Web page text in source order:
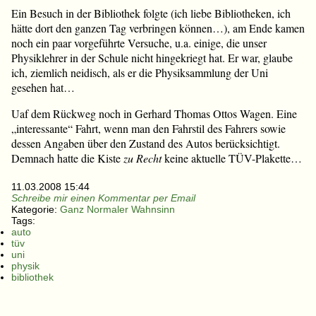
Ein Besuch in der Bibliothek folgte (ich liebe Bibliotheken, ich
hätte dort den ganzen Tag verbringen können…), am Ende kamen
noch ein paar vorgeführte Versuche, u.a. einige, die unser
Physiklehrer in der Schule nicht hingekriegt hat. Er war, glaube
ich, ziemlich neidisch, als er die Physiksammlung der Uni
gesehen hat…
Uaf dem Rückweg noch in Gerhard Thomas Ottos Wagen. Eine
„interessante“ Fahrt, wenn man den Fahrstil des Fahrers sowie
dessen Angaben über den Zustand des Autos berücksichtigt.
Demnach hatte die Kiste zu Rechtkeine aktuelle TÜV-Plakette…
11.03.2008 15:44
Schreibe mir einen Kommentar per Email
Kategorie: Ganz Normaler Wahnsinn
Tags:
auto
tüv
uni
physik
bibliothek